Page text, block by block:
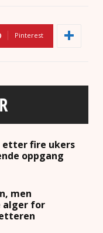
Pinterest
etter fire ukers
oppgang
men
alger for